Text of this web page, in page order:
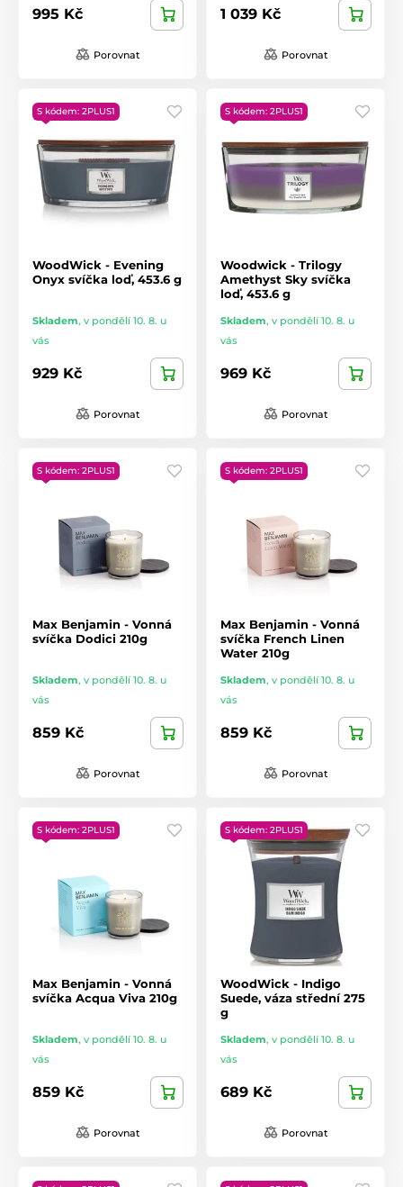
995 Kč
Porovnat
1 039 Kč
Porovnat
S kódem: 2PLUS1
WoodWick - Evening
Onyx svíčka loď, 453.6 g
Skladem, v pondělí 10. 8. u
vás
929 Kč
Porovnat
S kódem: 2PLUS1
Woodwick - Trilogy
Amethyst Sky svíčka
loď, 453.6 g
Skladem, v pondělí 10. 8. u
vás
969 Kč
Porovnat
S kódem: 2PLUS1
Max Benjamin - Vonná
svíčka Dodici 210g
Skladem, v pondělí 10. 8. u
vás
859 Kč
Porovnat
S kódem: 2PLUS1
Max Benjamin - Vonná
svíčka French Linen
Water 210g
Skladem, v pondělí 10. 8. u
vás
859 Kč
Porovnat
S kódem: 2PLUS1
Max Benjamin - Vonná
svíčka Acqua Viva 210g
Skladem, v pondělí 10. 8. u
vás
859 Kč
Porovnat
S kódem: 2PLUS1
WoodWick - Indigo
Suede, váza střední 275
g
Skladem, v pondělí 10. 8. u
vás
689 Kč
Porovnat